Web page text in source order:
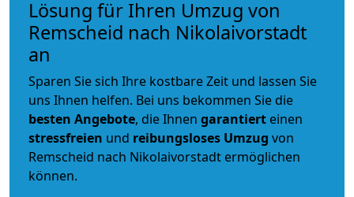
Lösung für Ihren Umzug von
Remscheid nach Nikolaivorstadt
an
Sparen Sie sich Ihre kostbare Zeit und lassen Sie
uns Ihnen helfen. Bei uns bekommen Sie die
besten Angebote, die Ihnen garantiert einen
stressfreien und reibungsloses Umzug von
Remscheid nach Nikolaivorstadt ermöglichen
können.